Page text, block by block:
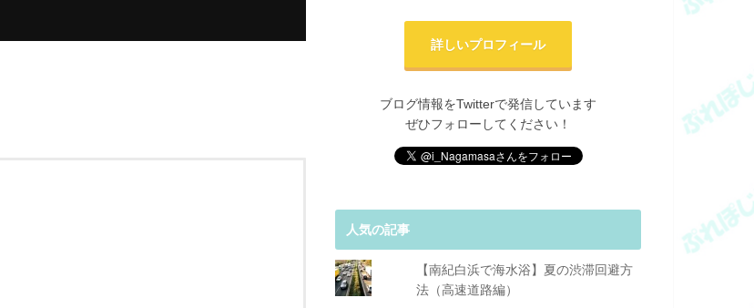
詳しいプロフィール
ブログ情報をTwitterで発信しています
ぜひフォローしてください！
人気の記事
【南紀白浜で海水浴】夏の渋滞回避方
法（高速道路編）